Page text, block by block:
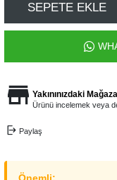
SEPETE EKLE
Yakınınızdaki
Ürünü incelemek veya
Paylaş